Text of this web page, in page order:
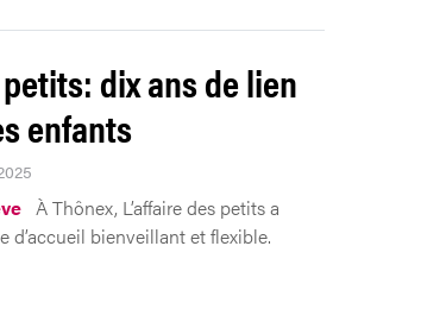
petits: dix ans de lien
enfants
À Thônex, L’affaire des petits a
d’accueil bienveillant et flexible.